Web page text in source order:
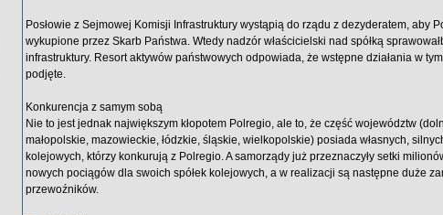
Posłowie z Sejmowej Komisji Infrastruktury wystąpią do rządu z dezyderatem, aby
wykupione przez Skarb Państwa. Wtedy nadzór właścicielski nad spółką
infrastruktury. Resort aktywów państwowych odpowiada, że wstępne działania w
podjęte.
Konkurencja z samym sobą
Nie to jest jednak największym kłopotem Polregio, ale to, że część województw
małopolskie, mazowieckie, łódzkie, śląskie, wielkopolskie) posiada własnych,
kolejowych, którzy konkurują z Polregio. A samorządy już przeznaczyły setki
nowych pociągów dla swoich spółek kolejowych, a w realizacji są następne duże
przewoźników.